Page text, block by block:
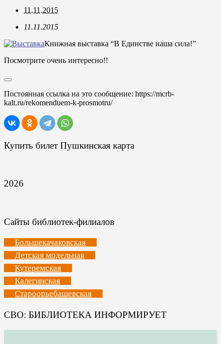
11.11.2015
11.11.2015
Книжная выставка “В Единстве наша сила!”
Посмотрите очень интересно!!
Постоянная ссылка на это сообщение: https://mcrb-
kalt.ru/rekomenduem-k-prosmotru/
Купить билет Пушкинская карта
2026
Сайты библиотек-филиалов
Большекачаковская
Детская модельная
Кутеремская
Калегинская
Староорьебашевская
СВО: БИБЛИОТЕКА ИНФОРМИРУЕТ